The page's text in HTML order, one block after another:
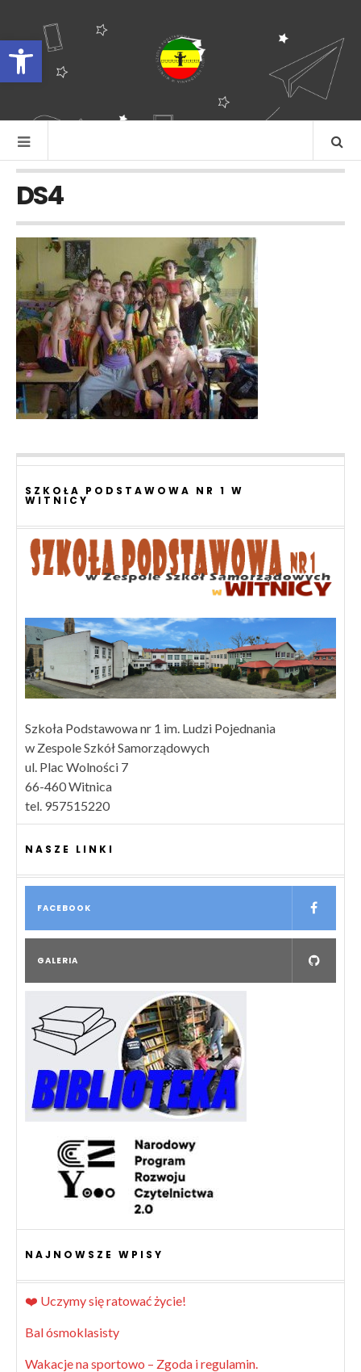
Otwórz pasek narzędzi
DS4
SZKOŁA PODSTAWOWA NR 1 W
WITNICY
Szkoła Podstawowa nr 1 im. Ludzi Pojednania
w Zespole Szkół Samorządowych
ul. Plac Wolności 7
66-460 Witnica
tel. 957515220
NASZE LINKI
FACEBOOK
GALERIA
NAJNOWSZE WPISY
❤️ Uczymy się ratować życie!
Bal ósmoklasisty
Wakacje na sportowo – Zgoda i regulamin.